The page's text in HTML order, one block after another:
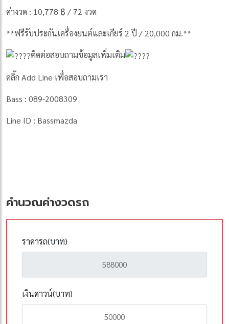
ค่างวด : 10,778 ฿ / 72 งวด
**ฟรีรับประกันเครื่องยนต์และเกียร์ 2 ปี / 20,000 กม.**
ติดต่อสอบถามข้อมูลเพิ่มเติม
คลิ๊ก Add Line เพื่อสอบถามเรา
Bass : 089-2008309
Line ID : Bassmazda
คำนวณค่างวดรถ
ราคารถ(บาท)
เงินดาวน์(บาท)